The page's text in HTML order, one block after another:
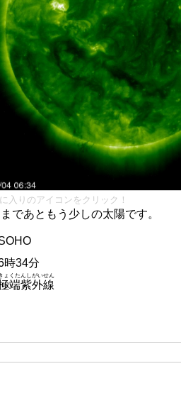
入りのアイコンをクリック！
であともう少しの太陽です。
時34分
端紫外線
ょくたんしがいせん